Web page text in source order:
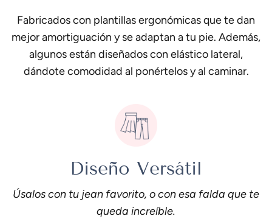
Fabricados con plantillas ergonómicas que te dan
mejor amortiguación y se adaptan a tu pie. Además,
algunos están diseñados con elástico lateral,
dándote comodidad al ponértelos y al caminar.
Diseño Versátil
Úsalos con tu jean favorito, o con esa falda que te
queda increíble.